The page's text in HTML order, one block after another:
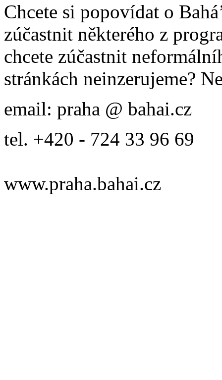
Chcete si popovídat o
zúčastnit některého z
chcete zúčastnit
stránkách neinzerujeme?
email: praha @ bahai.cz
tel. +420 - 724 33 96 69
www.praha.bahai.cz